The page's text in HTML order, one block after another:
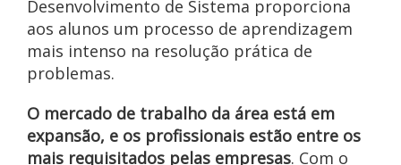
Desenvolvimento de Sistema proporciona
aos alunos um processo de aprendizagem
mais intenso na resolução prática de
problemas.
O mercado de trabalho da área está em
expansão, e os profissionais estão entre os
mais requisitados pelas empresas. Com o